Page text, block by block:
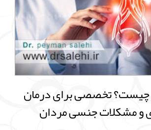
چیست؟ تخصصی برای درمان
و مشکلات جنسی مردان